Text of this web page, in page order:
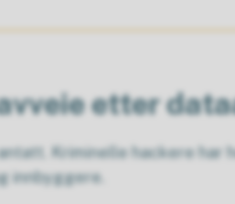
etter
Kriminelle hackere har
innbyggere.